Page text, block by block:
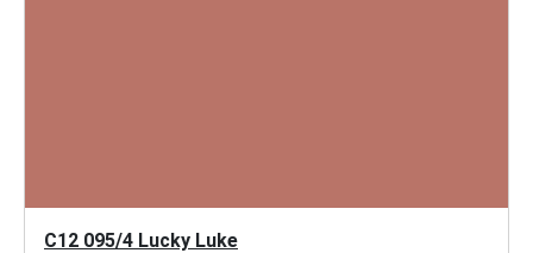
C12 095/4 Lucky Luke